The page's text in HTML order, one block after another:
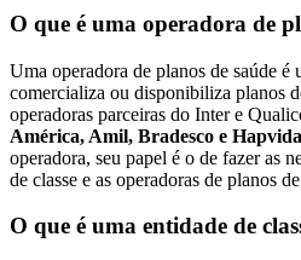
O que é uma operadora de
Uma operadora de planos de saúde é
comercializa ou disponibiliza planos
operadoras parceiras do Inter e
América, Amil, Bradesco e
operadora, seu papel é o de fazer as
de classe e as operadoras de planos
O que é uma entidade de